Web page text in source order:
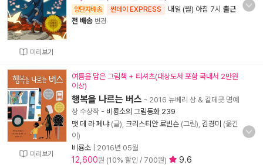
미리보기
양탄자배송 썬데이 EXPRESS 내일 (월) 아침 7시 출근
전 배송 변경
미리보기
여름을 담은 그림책 + 티셔츠(대상도서 포함 국내서 2만원
이상)
행복을 나르는 버스 - 2016 뉴베리 상 & 칼데콧 명예
상 수상작 - 비룡소의 그림동화 239
맷 데 라 페냐(글), 크리스티안 로빈슨 (그림), 김경미 (옮긴
이)
비룡소
2016년 05월
12,600원 (10% 할인 / 700원) 9.6